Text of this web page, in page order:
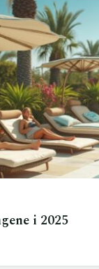
i 2025